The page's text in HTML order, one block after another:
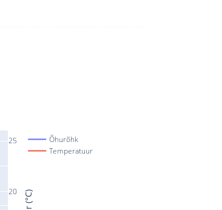
20
25
Õhurõhk
Temperatuur